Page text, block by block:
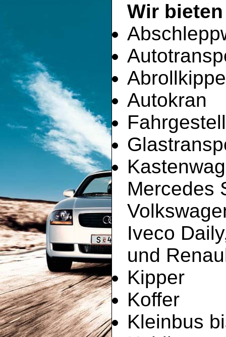
Wir
Autokran
Fahrgestell
Mercedes
Iveco
und
Kipper
Koffer
Kleinbus